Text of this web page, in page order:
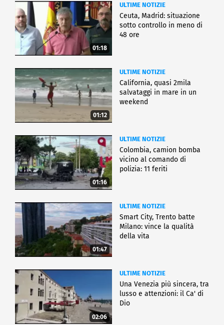
01:18
ULTIME NOTIZIE
Ceuta, Madrid: situazione
sotto controllo in meno di
48 ore
01:12
ULTIME NOTIZIE
California, quasi 2mila
salvataggi in mare in un
weekend
01:16
ULTIME NOTIZIE
Colombia, camion bomba
vicino al comando di
polizia: 11 feriti
01:47
ULTIME NOTIZIE
Smart City, Trento batte
Milano: vince la qualità
della vita
02:06
ULTIME NOTIZIE
Una Venezia più sincera, tra
lusso e attenzioni: il Ca' di
Dio